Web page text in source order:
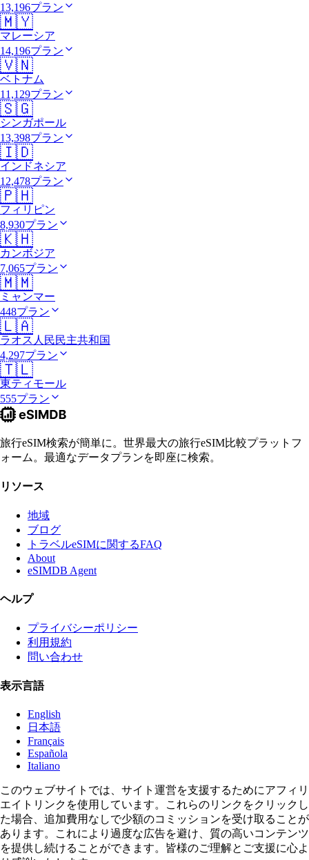
13,196プラン
🇲🇾
マレーシア
14,196プラン
🇻🇳
ベトナム
11,129プラン
🇸🇬
シンガポール
13,398プラン
🇮🇩
インドネシア
12,478プラン
🇵🇭
フィリピン
8,930プラン
🇰🇭
カンボジア
7,065プラン
🇲🇲
ミャンマー
448プラン
🇱🇦
ラオス人民民主共和国
4,297プラン
🇹🇱
東ティモール
555プラン
旅行eSIM検索が簡単に。世界最大の旅行eSIM比較プラットフ
ォーム。最適なデータプランを即座に検索。
リソース
地域
ブログ
トラベルeSIMに関するFAQ
About
eSIMDB Agent
ヘルプ
プライバシーポリシー
利用規約
問い合わせ
表示言語
English
日本語
Français
Española
Italiano
このウェブサイトでは、サイト運営を支援するためにアフィリ
エイトリンクを使用しています。これらのリンクをクリックし
た場合、追加費用なしで少額のコミッションを受け取ることが
あります。これにより過度な広告を避け、質の高いコンテンツ
を提供し続けることができます。皆様のご理解とご支援に心よ